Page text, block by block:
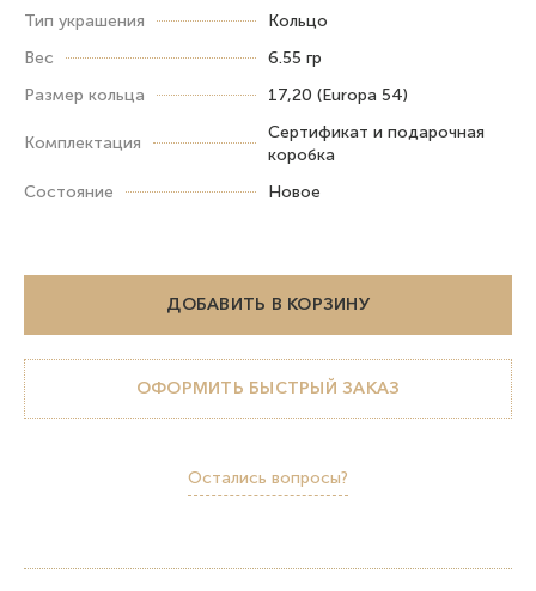
Тип украшения
Кольцо
Вес
6.55 гр
Размер кольца
17,20 (Europa 54)
Комплектация
Сертификат и подарочная
коробка
Состояние
Новое
ДОБАВИТЬ В КОРЗИНУ
ОФОРМИТЬ БЫСТРЫЙ ЗАКАЗ
Остались вопросы?